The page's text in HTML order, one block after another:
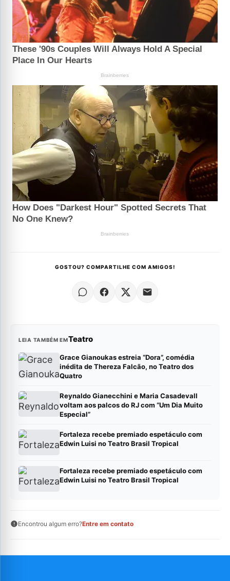
GOSTOU? COMPARTILHE COM AMIGOS!
LEIA TAMBÉM EMTeatro
Grace Gianoukas estreia “Dora”, comédia
inédita de Thereza Falcão, no Teatro dos
Quatro
Reynaldo Gianecchini e Maria Casadevall
voltam aos palcos do RJ com “Um Dia Muito
Especial”
Fortaleza recebe premiado espetáculo com
Edwin Luisi no Teatro Brasil Tropical
Fortaleza recebe premiado espetáculo com
Edwin Luisi no Teatro Brasil Tropical
Encontrou algum erro?Entre em contato